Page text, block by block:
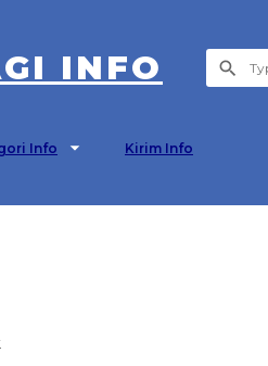
INFO
Info Kirim Info